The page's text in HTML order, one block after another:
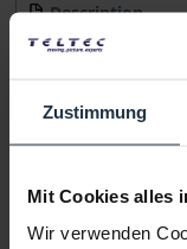
Zustimmung
Mit Cookies alles
Wir verwenden
Description
Federklemme Mini
Media